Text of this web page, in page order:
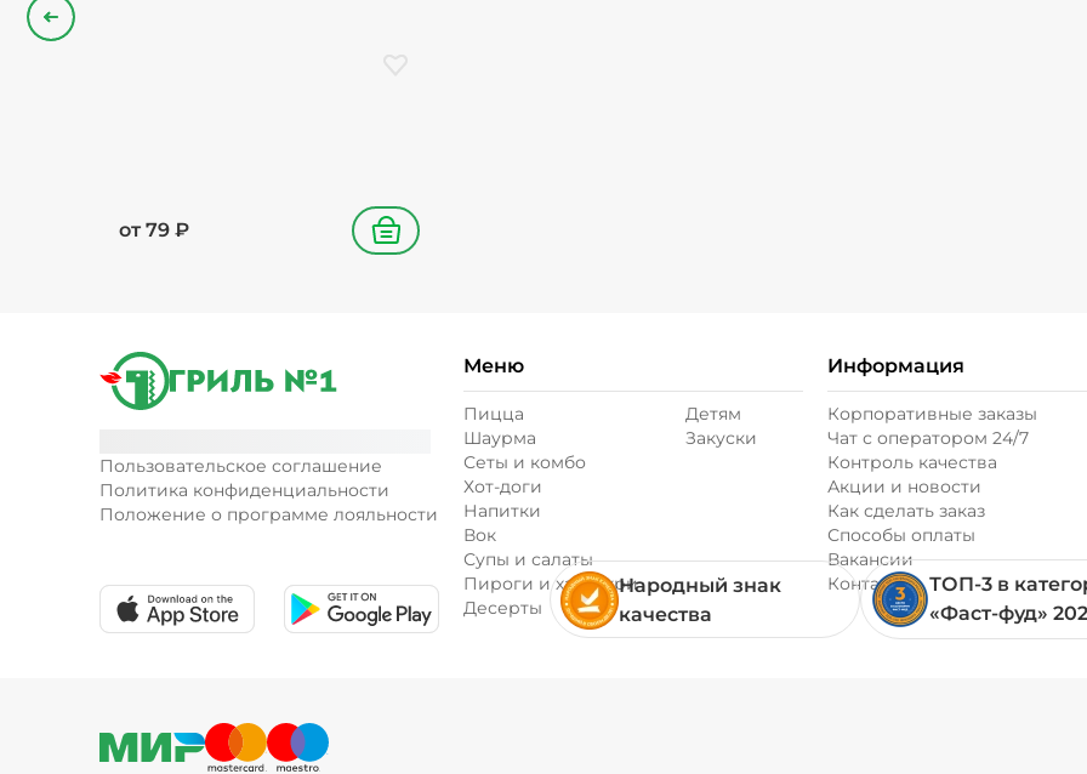
от 79 ₽ В корзину
Назад
Пользовательское соглашение
Политика конфиденциальности
Положение о программе лояльности
Меню
Пицца
Шаурма
Сеты и комбо
Хот-доги
Напитки
Вок
Супы и салаты
Пироги и хачапури
Десерты
Детям
Закуски
Информация
Корпоративные заказы
Чат с оператором 24/7
Контроль качества
Акции и новости
Как сделать заказ
Способы оплаты
Вакансии
Контакты
Народный знак
качества
ТОП-3 в
«Фаст-фуд»